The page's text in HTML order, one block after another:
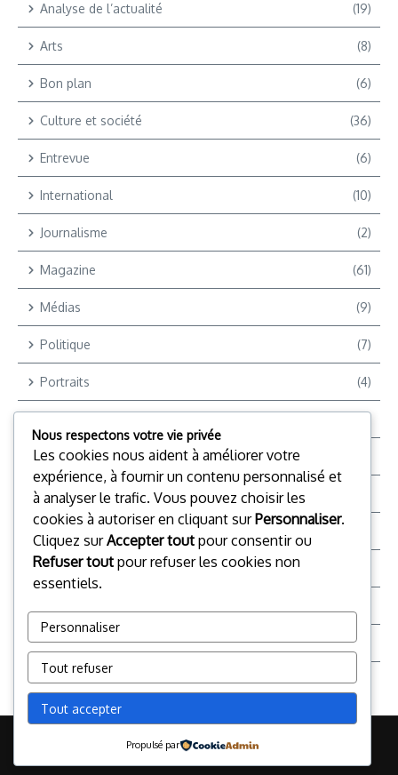
Analyse de l’actualité (19)
Arts (8)
Bon plan (6)
Culture et société (36)
Entrevue (6)
International (10)
Journalisme (2)
Magazine (61)
Médias (9)
Politique (7)
Portraits (4)
(9)
Reportages Vidéo
Reporter +
Sports
TP (59)
© 2026 Le Reporter + Certificat en journalisme multiplateforme |
Nous respectons votre vie privée
Les cookies nous aident à améliorer votre
expérience, à fournir un contenu personnalisé et
à analyser le trafic. Vous pouvez choisir les
cookies à autoriser en cliquant surPersonnaliser.
Cliquez surAccepter tout pour consentir ou
Refuser tout pour refuser les cookies non
essentiels.
Personnaliser
Tout refuser
Tout accepter
Propulsé par